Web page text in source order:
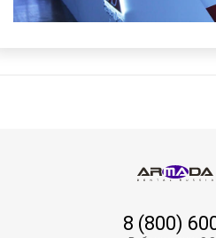
8 (800)